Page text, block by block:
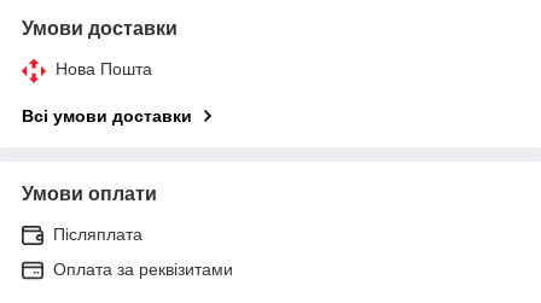
Умови доставки
Нова Пошта
Всі умови доставки
Умови оплати
Післяплата
Оплата за реквізитами